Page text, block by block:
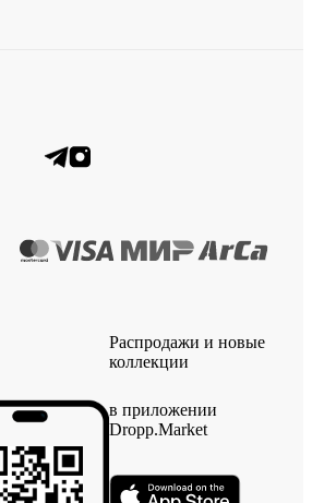
Распродажи и новые
коллекции
в приложении
Dropp.Market